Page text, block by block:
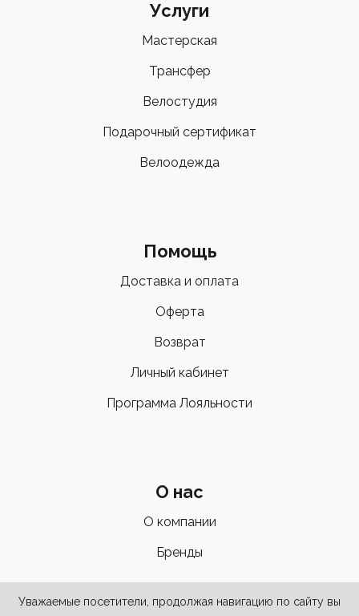
Услуги
Мастерская
Трансфер
Велостудия
Подарочный сертификат
Велоодежда
Помощь
Доставка и оплата
Оферта
Возврат
Личный кабинет
Программа Лояльности
О нас
О компании
Бренды
Уважаемые посетители, продолжая навигацию по сайту вы